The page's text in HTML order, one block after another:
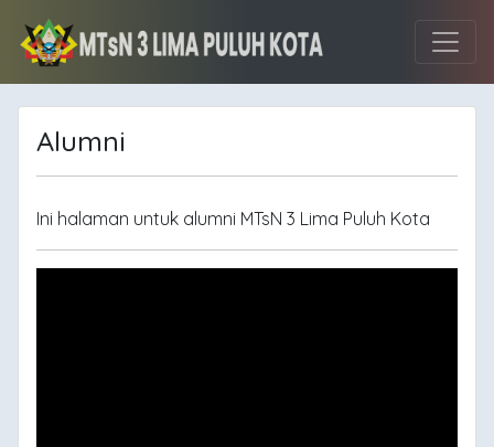
Alumni
Ini halaman untuk alumni MTsN 3 Lima Puluh Kota